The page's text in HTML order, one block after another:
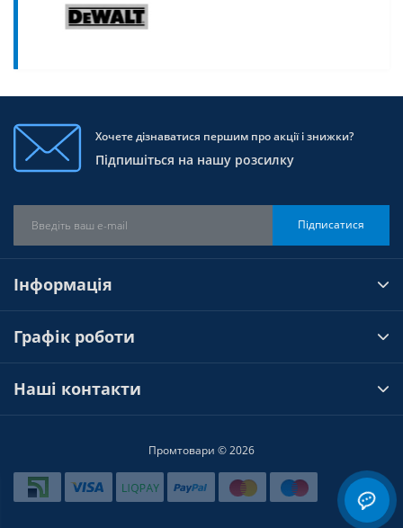
Хочете дізнаватися першим про акції і знижки?
Підпишіться на нашу розсилку
Підписатися
Інформація
Графік роботи
Наші контакти
Промтовари © 2026